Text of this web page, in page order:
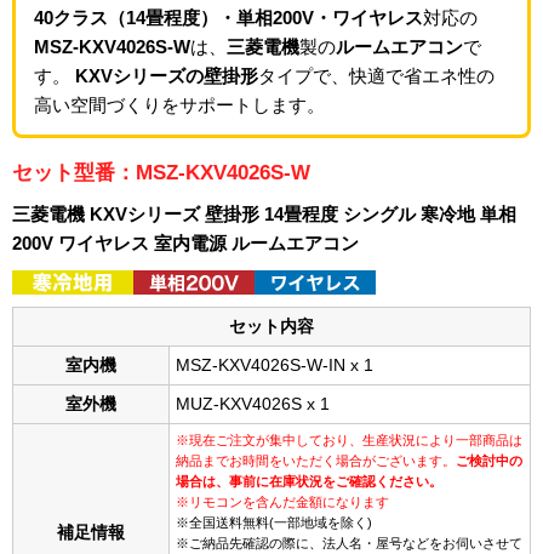
40クラス（14畳程度）・単相200V・ワイヤレス対応の
MSZ-KXV4026S-Wは、 三菱電機製のルームエアコンで
す。 KXVシリーズの壁掛形タイプで、快適で省エネ性の
高い空間づくりをサポートします。
セット型番：MSZ-KXV4026S-W
三菱電機 KXVシリーズ 壁掛形 14畳程度 シングル 寒冷地 単相
200V ワイヤレス 室内電源 ルームエアコン
セット内容
室内機 MSZ-KXV4026S-W-IN x 1
室外機 MUZ-KXV4026S x 1
補足情報
※現在ご注文が集中しており、生産状況により一部商品は
納品までお時間をいただく場合がございます。 ご検討中の
場合は、事前に在庫状況をご確認ください。
※リモコンを含んだ金額になります
※全国送料無料(一部地域を除く)
※ご納品先確認の際に、法人名・屋号などをお伺いさせて